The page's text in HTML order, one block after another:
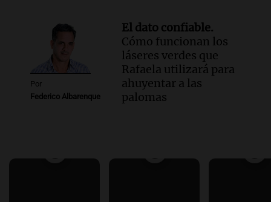
Por
Federico Albarenque
El dato confiable.
Cómo funcionan los
láseres verdes que
Rafaela utilizará para
ahuyentar a las
palomas